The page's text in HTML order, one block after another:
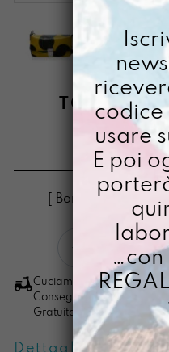
TOY
€
[ Borse Borsa a
a
mano
Lunatica
quantità
Cuciamo ogni ordine nel
Consegna in 4/5 giorni
Gratuita per ordini di
Dettagli prodotto
codice
usare
E poi
…con